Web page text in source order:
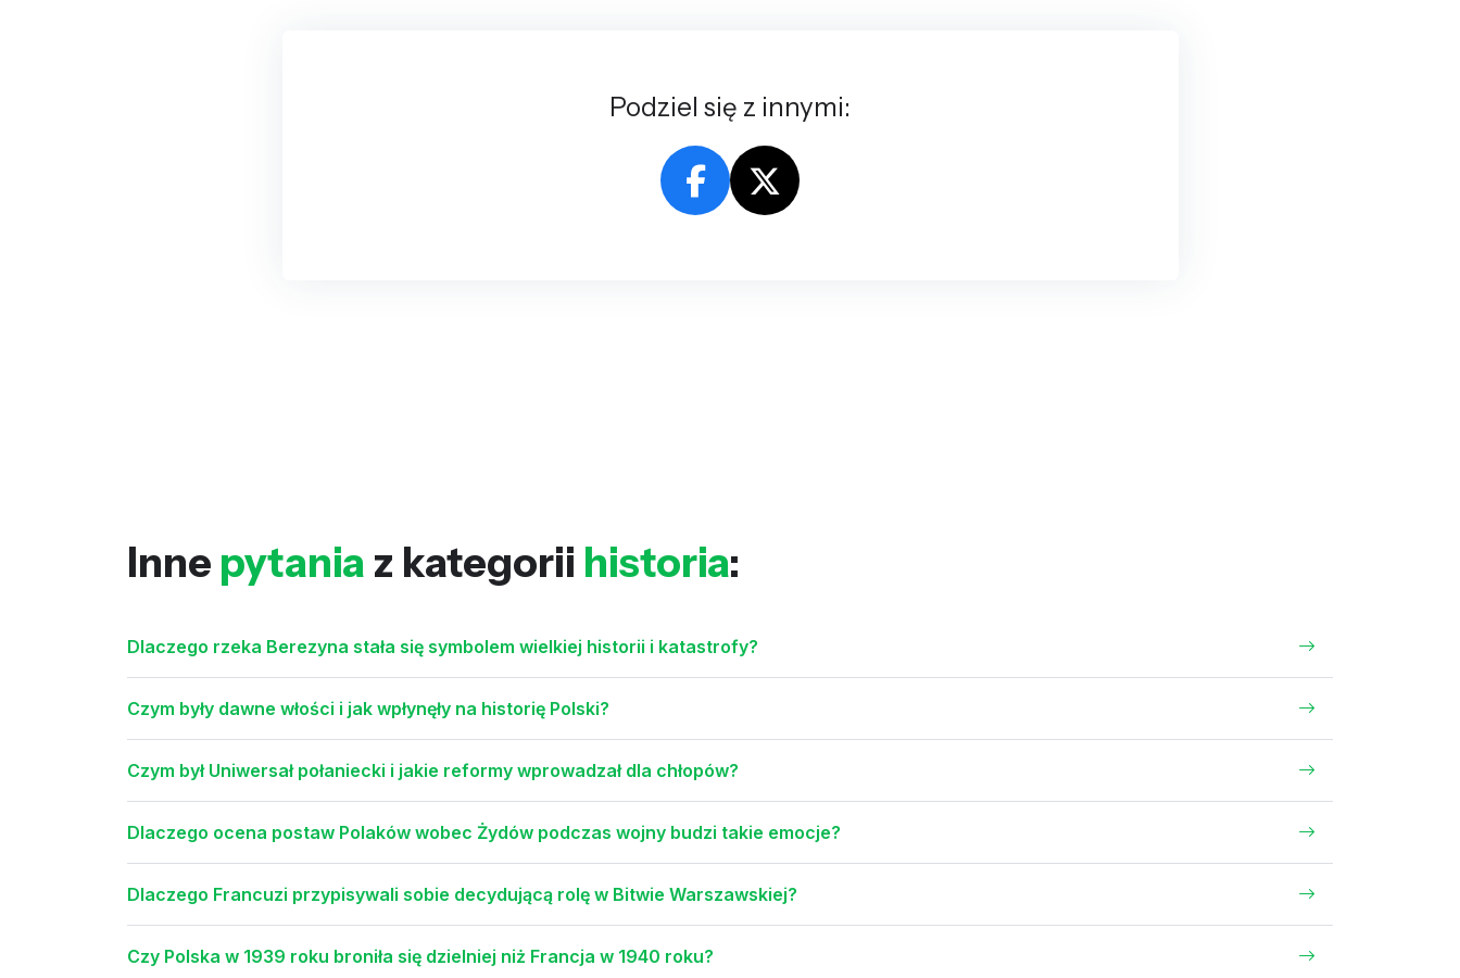
Podziel się z innymi:
Inne pytania z kategorii historia:
Dlaczego rzeka Berezyna stała się symbolem wielkiej historii i katastrofy?
Czym były dawne włości i jak wpłynęły na historię Polski?
Czym był Uniwersał połaniecki i jakie reformy wprowadzał dla chłopów?
Dlaczego ocena postaw Polaków wobec Żydów podczas wojny budzi takie emocje?
Dlaczego Francuzi przypisywali sobie decydującą rolę w Bitwie Warszawskiej?
Czy Polska w 1939 roku broniła się dzielniej niż Francja w 1940 roku?